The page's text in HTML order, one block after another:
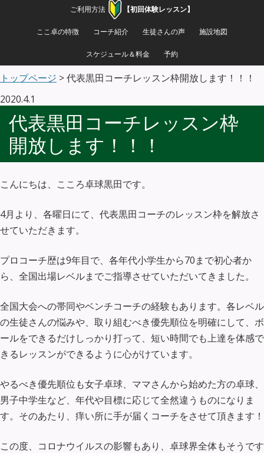
コンテンツへ移動
ご利用方法 【初回体験レッスン】
ここ卓の特徴 コーチ紹介 生徒さんの声 施設地図
スケジュール＆料金 予約
トップページ > 代表黒田コーチレッスン枠開放します！！！
2020.4.1
代表黒田コーチレッスン枠
開放します！！！
こんにちは、こころ卓球黒田です。
4月より、各曜日にて、代表黒田コーチのレッスン枠を解放さ
せていただきます。
プロコーチ歴は9年目で、各年代小学生から70まで初心者か
ら、全国出場レベルまでご指導させていただいてきました。
全国大会への帯同やベンチコーチの経験もあります。各レベル
の生徒さんの悩みや、取り組むべき優先順位を明確にして、ボ
ールをできるだけしっかり打って、短い時間でも上達を体感で
きるレッスンができるように心がけています。
やるべき優先順位も女子卓球、ママさんから始めた方の卓球、
男子中学生など、年代や目標に応じて全然違うものになりま
す。そのあたり、痒い所に手が届くコーチをさせて頂きます！
この度、コロナウイルスの影響もあり、卓球界全体もそうです